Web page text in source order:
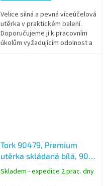
Velice silná a pevná víceúčelová
utěrka v praktickém balení.
Doporučujeme ji k pracovním
úkolům vyžadujícím odolnost a
Tork 90479, Premium
utěrka skládaná bílá, 90
útržků, W4, pro citlivé
Skladem - expedice 2 prac. dny